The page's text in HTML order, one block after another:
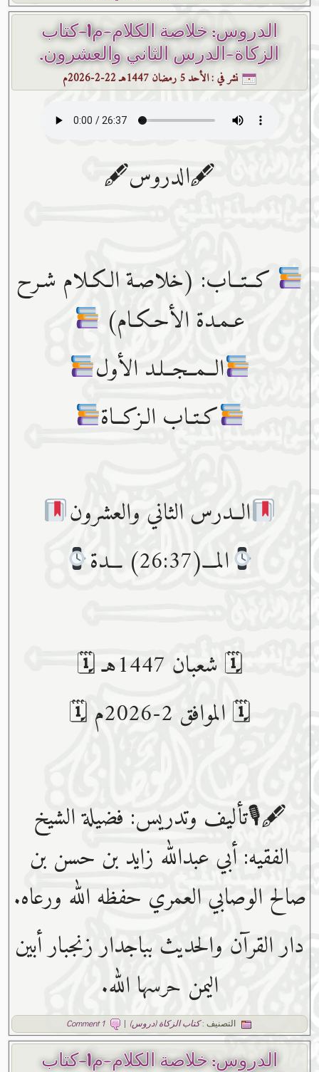
الدروس: خلاصة الكلام-م1-كتاب
الزكاة-الدرس الثاني والعشرون.
نشر في :الأحد 5 رمضان 1447هـ 22-2-2026م
🖋الدروس🖋
كــتــاب: (خلاصـة الـكـلام شـرح
عـمـدة الأحـكـام)
الــمــجــلـد الأول
كـتـاب الـزكــاة
الــدرس الثاني والعشرون
المـــ(26:37) ـــدة
🗓 شعبان 1447هـ 🗓
🗓 الموافق 2-2026م 🗓
🖋🎙تأليف وتدريس: فضيلة الشيخ
الفقيه: أبي عبدﷲ زايد بن حسن بن
صالح الوصابي العمري حفظه ﷲ ورعاه.
دار القرآن والحديث بباجدار زنجبار أبين
اليمن حرسها الله.
التصنيف :كتاب الزكاة (دروس) |
1 Comment
الدروس: خلاصة الكلام-م1-كتاب